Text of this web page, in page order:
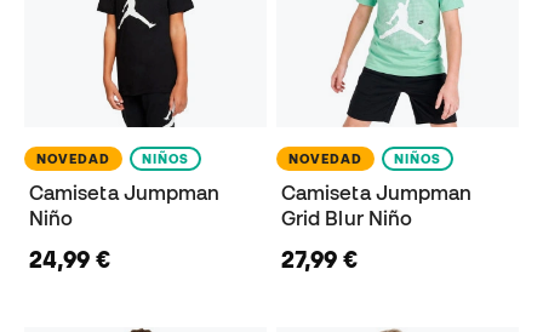
NOVEDAD NIÑOS
Camiseta Jumpman
Niño
24,99 €
NOVEDAD NIÑOS
Camiseta Jumpman
Grid Blur Niño
27,99 €